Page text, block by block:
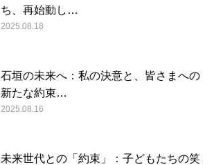
ち、再始動し…
2025.08.18
石垣の未来へ：私の決意と、皆さまへの
新たな約束…
2025.08.16
未来世代との「約束」：子どもたちの笑